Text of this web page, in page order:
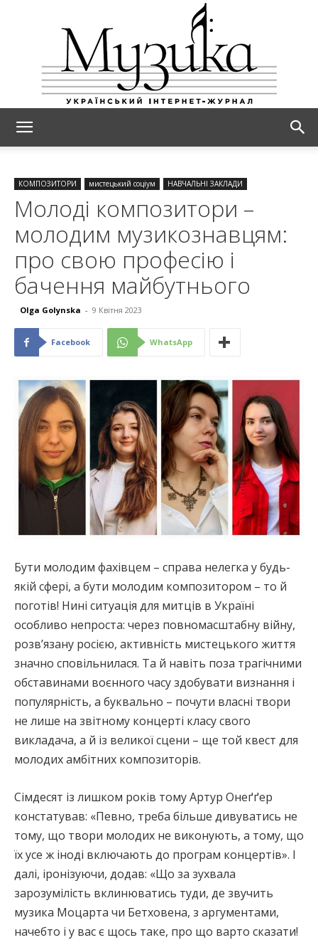
КОМПОЗИТОРИ мистецький соціум НАВЧАЛЬНІ ЗАКЛАДИ
Молоді композитори –
молодим музикознавцям:
про свою професію і
бачення майбутнього
Olga Golynska - 9 Квітня 2023
Facebook WhatsApp
Бути молодим фахівцем – справа нелегка у будь-
якій сфері, а бути молодим композитором – то й
поготів! Нині ситуація для митців в Україні
особливо непроста: через повномасштабну війну,
розв’язану росією, активність мистецького життя
значно сповільнилася. Та й навіть поза трагічними
обставинами воєнного часу здобувати визнання і
популярність, а буквально – почути власні твори
не лише на звітному концерті класу свого
викладача, а й із великої сцени – ще той квест для
молодих амбітних композиторів.
Сімдесят із лишком років тому Артур Онеґґер
констатував: «Певно, треба більше дивуватись не
тому, що твори молодих не виконують, а тому, що
їх усе ж іноді включають до програм концертів». І
далі, іронізуючи, додав: «Що за зухвала
зарозумілість вклинюватись туди, де звучить
музика Моцарта чи Бетховена, з аргументами,
начебто і у вас є щось таке, про що варто сказати!